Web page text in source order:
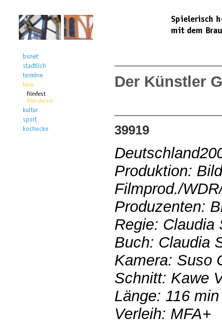
Der Künstler
39919
Produktion:
Filmprod./
Produzenten:
Regie: Claudia
Buch: Claudia
Kamera: Suso
Schnitt: Kawe
Länge: 116 min
Verleih: MFA+